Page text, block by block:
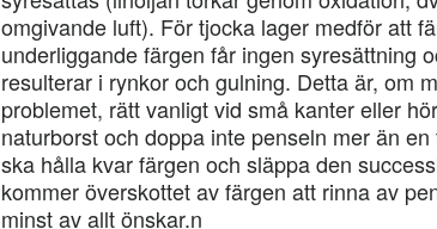
omgivande luft). För tjocka lager medför att
underliggande färgen får ingen syresättning
resulterar i rynkor och gulning. Detta är, om
problemet, rätt vanligt vid små kanter eller
naturborst och doppa inte penseln mer än
ska hålla kvar färgen och släppa den
kommer överskottet av färgen att rinna av
minst av allt önskar.n